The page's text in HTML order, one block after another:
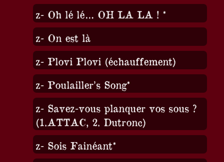
z- Oh lé lé… OH LA LA ! *
z- On est là
z- Plovi Plovi (échauffement)
z- Poulailler’s Song*
z- Savez-vous planquer vos sous ?
(1.ATTAC, 2. Dutronc)
z- Sois Fainéant*